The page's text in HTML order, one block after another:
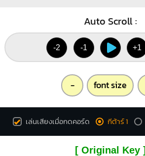
Auto Scroll :
-2 -1 +1
- font size
เล่นเสียงเมื่อกดคอร์ด กีต้าร์ 1
[ Original Key ]